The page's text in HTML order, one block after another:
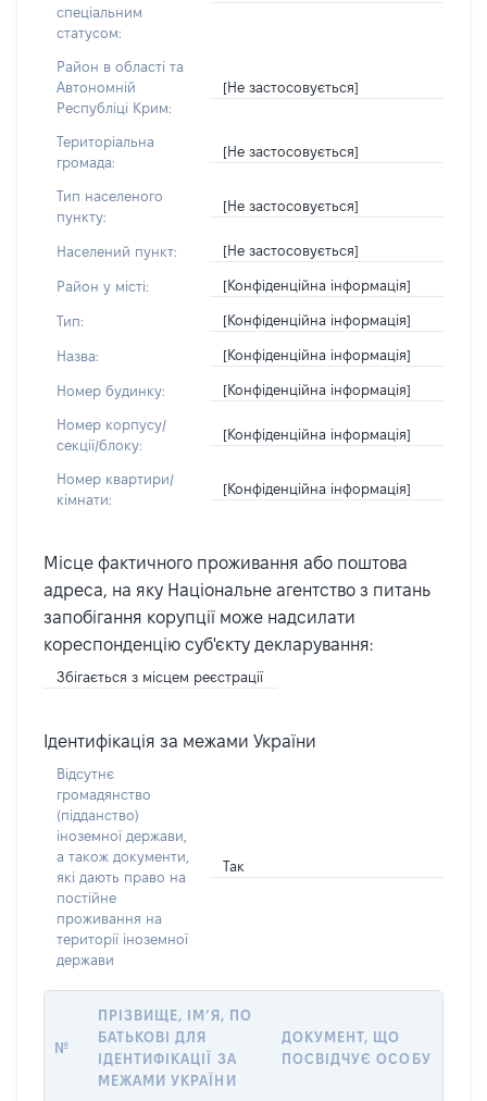
спеціальним
статусом:
Район в області та
Автономній
Республіці Крим:
[Не застосовується]
Територіальна
громада:
[Не застосовується]
Тип населеного
пункту:
[Не застосовується]
Населений пункт: [Не застосовується]
Район у місті: [Конфіденційна інформація]
Тип: [Конфіденційна інформація]
Назва: [Конфіденційна інформація]
Номер будинку: [Конфіденційна інформація]
Номер корпусу/
секції/блоку:
[Конфіденційна інформація]
Номер квартири/
кімнати:
[Конфіденційна інформація]
Місце фактичного проживання або поштова
адреса, на яку Національне агентство з питань
запобігання корупції може надсилати
кореспонденцію суб'єкту декларування:
Збігається з місцем реєстрації
Ідентифікація за межами України
Відсутнє
громадянство
(підданство)
іноземної держави,
а також документи,
які дають право на
постійне
проживання на
території іноземної
держави
Так
№
ПРІЗВИЩЕ, ІМ’Я, ПО
БАТЬКОВІ ДЛЯ
ІДЕНТИФІКАЦІЇ ЗА
МЕЖАМИ УКРАЇНИ
ДОКУМЕНТ, ЩО
ПОСВІДЧУЄ ОСОБУ